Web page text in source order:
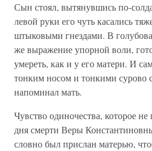
Сын стоял, вытянувшись по-
левой руки его чуть касались
штыковыми гнездами. В
же выражение упорной воли,
умереть, как и у его матери. И
тонким носом и тонкими сурово
напоминал мать.
Чувство одиночества, которое
дня смерти Веры
словно был прислан матерью,